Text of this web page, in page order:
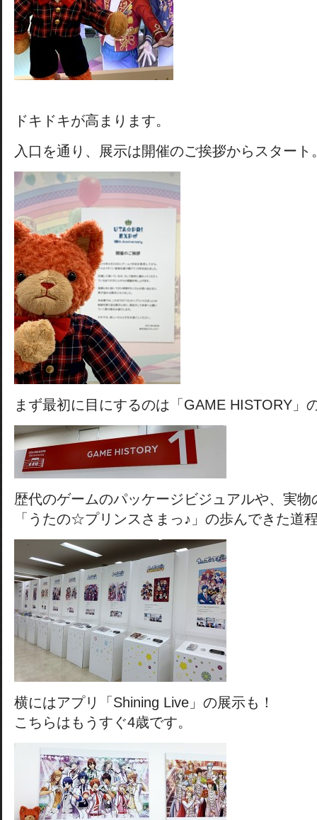
ドキドキが高まります。
入口を通り、展示は開催のご挨拶からスタート
まず最初に目にするのは「GAME HISTORY」
歴代のゲームのパッケージビジュアルや、実物
「うたの☆プリンスさまっ♪」の歩んできた道
横にはアプリ「Shining Live」の展示も！
こちらはもうすぐ4歳です。